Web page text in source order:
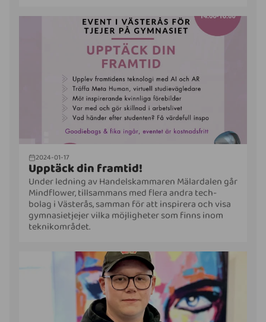
2024-01-17
Upptäck din framtid!
Under ledning av Handelskammaren Mälardalen går
Mindflower, tillsammans med flera andra tech-
bolag i Västerås, samman för att inspirera och visa
gymnasietjejer vilka möjligheter som finns inom
teknikområdet.